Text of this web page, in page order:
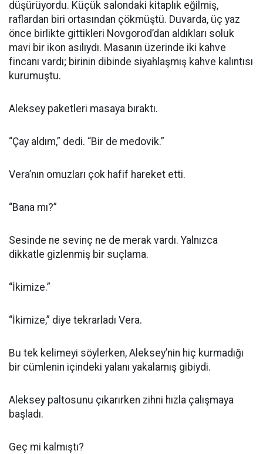
düşürüyordu. Küçük salondaki kitaplık eğilmiş,
raflardan biri ortasından çökmüştü. Duvarda, üç yaz
önce birlikte gittikleri Novgorod’dan aldıkları soluk
mavi bir ikon asılıydı. Masanın üzerinde iki kahve
fincanı vardı; birinin dibinde siyahlaşmış kahve kalıntısı
kurumuştu.
Aleksey paketleri masaya bıraktı.
“Çay aldım,” dedi. “Bir de medovik.”
Vera’nın omuzları çok hafif hareket etti.
“Bana mı?”
Sesinde ne sevinç ne de merak vardı. Yalnızca
dikkatle gizlenmiş bir suçlama.
“İkimize.”
“İkimize,” diye tekrarladı Vera.
Bu tek kelimeyi söylerken, Aleksey’nin hiç kurmadığı
bir cümlenin içindeki yalanı yakalamış gibiydi.
Aleksey paltosunu çıkarırken zihni hızla çalışmaya
başladı.
Geç mi kalmıştı?